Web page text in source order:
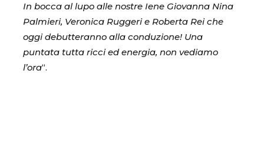
In bocca al lupo alle nostre Iene Giovanna Nina
Palmieri, Veronica Ruggeri e Roberta Rei che
oggi debutteranno alla conduzione! Una
puntata tutta ricci ed energia, non vediamo
l’ora“.